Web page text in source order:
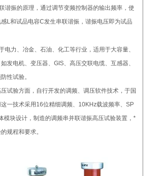
谐振的原理，通过调节变频控制器的输出频率，使
L和试品电容C发生串联谐振，谐振电压即为试品
电力、冶金、石油、化工等行业，适用于大容量、
发电机、变压器、GIS、高压交联电缆、互感器、
性试验。
试验方面，自行开发的调频、调压软件技术，于国
一技术采用16位精细调频、10KHz载波频率、SP
模块设计，制造的调频串并联谐振高压试验装置，*
规程和要求。